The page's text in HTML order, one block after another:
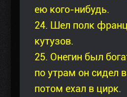
ею кого-нибудь.
24. Шел полк
кутузов.
25. Онегин был
по утрам он сидел
потом ехал в цирк.